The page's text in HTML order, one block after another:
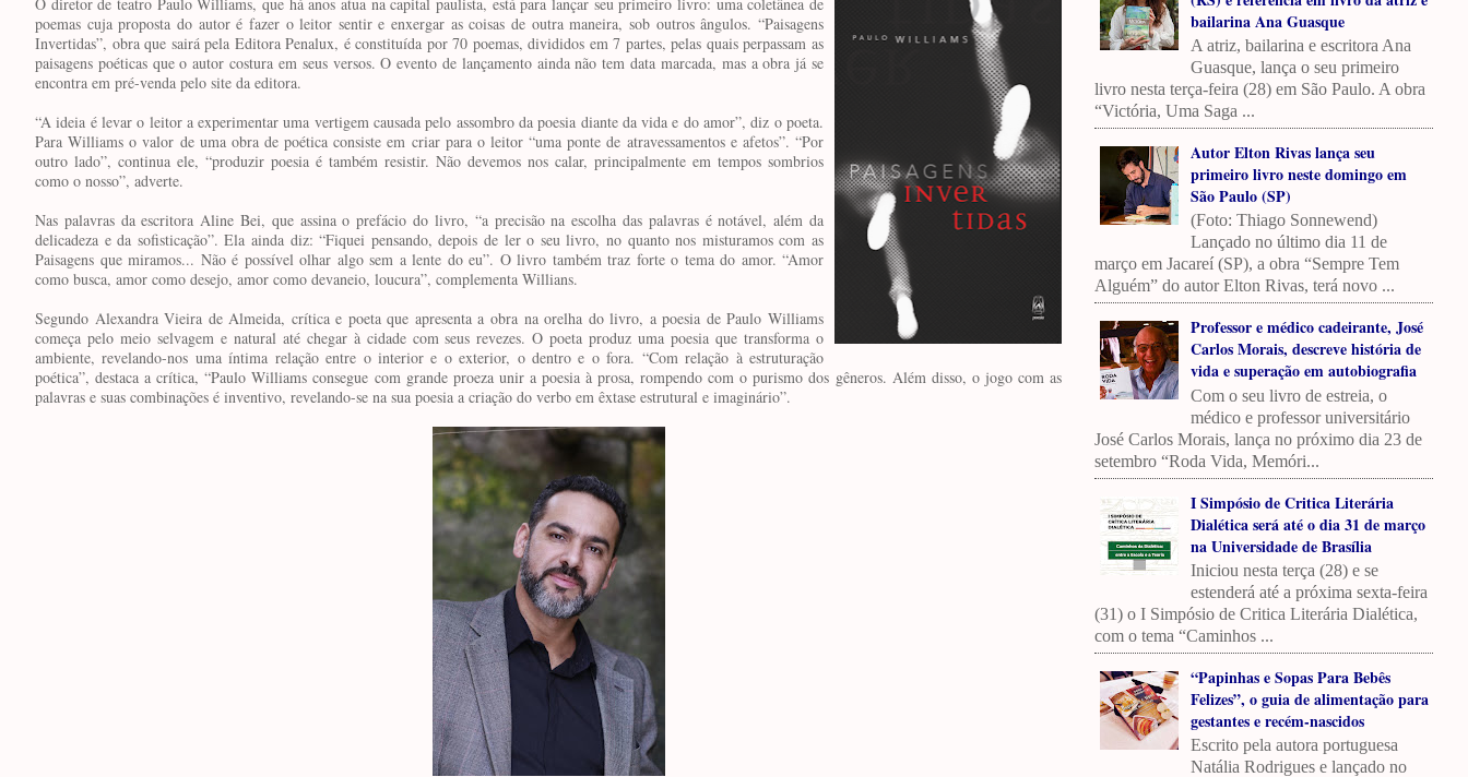
poemas cuja proposta do autor é fazer o leitor sentir e enxergar as coisas de outra maneira, sob outros ângulos. “Paisagens
Invertidas”, obra que sairá pela Editora Penalux, é constituída por 70 poemas, divididos em 7 partes, pelas quais perpassam as
paisagens poéticas que o autor costura em seus versos. O evento de lançamento ainda não tem data marcada, mas a obra já se
encontra em pré-venda pelo site da editora.
“A ideia é levar o leitor a experimentar uma vertigem causada pelo assombro da poesia diante da vida e do amor”, diz o poeta.
Para Williams o valor de uma obra de poética consiste em criar para o leitor “uma ponte de atravessamentos e afetos”. “Por
outro lado”, continua ele, “produzir poesia é também resistir. Não devemos nos calar, principalmente em tempos sombrios
como o nosso”, adverte.
Nas palavras da escritora Aline Bei, que assina o prefácio do livro, “a precisão na escolha das palavras é notável, além da
delicadeza e da sofisticação”. Ela ainda diz: “Fiquei pensando, depois de ler o seu livro, no quanto nos misturamos com as
Paisagens que miramos... Não é possível olhar algo sem a lente do eu”. O livro também traz forte o tema do amor. “Amor
como busca, amor como desejo, amor como devaneio, loucura”, complementa Willians.
Segundo Alexandra Vieira de Almeida, crítica e poeta que apresenta a obra na orelha do livro, a poesia de Paulo Williams
começa pelo meio selvagem e natural até chegar à cidade com seus revezes. O poeta produz uma poesia que transforma o
ambiente, revelando-nos uma íntima relação entre o interior e o exterior, o dentro e o fora. “Com relação à estruturação
poética”, destaca a crítica, “Paulo Williams consegue com grande proeza unir a poesia à prosa, rompendo com o purismo dos gêneros. Além disso, o jogo com as
palavras e suas combinações é inventivo, revelando-se na sua poesia a criação do verbo em êxtase estrutural e imaginário”.
bailarina Ana Guasque
A atriz, bailarina e escritora Ana
Guasque, lança o seu primeiro
livro nesta terça-feira (28) em São Paulo. A obra
“Victória, Uma Saga ...
Autor Elton Rivas lança seu
primeiro livro neste domingo em
São Paulo (SP)
(Foto: Thiago Sonnewend)
Lançado no último dia 11 de
março em Jacareí (SP), a obra “Sempre Tem
Alguém” do autor Elton Rivas, terá novo ...
Professor e médico cadeirante, José
Carlos Morais, descreve história de
vida e superação em autobiografia
Com o seu livro de estreia, o
médico e professor universitário
José Carlos Morais, lança no próximo dia 23 de
setembro “Roda Vida, Memóri...
I Simpósio de Critica Literária
Dialética será até o dia 31 de março
na Universidade de Brasília
Iniciou nesta terça (28) e se
estenderá até a próxima sexta-feira
(31) o I Simpósio de Critica Literária Dialética,
com o tema “Caminhos ...
“Papinhas e Sopas Para Bebês
Felizes”, o guia de alimentação para
gestantes e recém-nascidos
Escrito pela autora portuguesa
Natália Rodrigues e lançado no